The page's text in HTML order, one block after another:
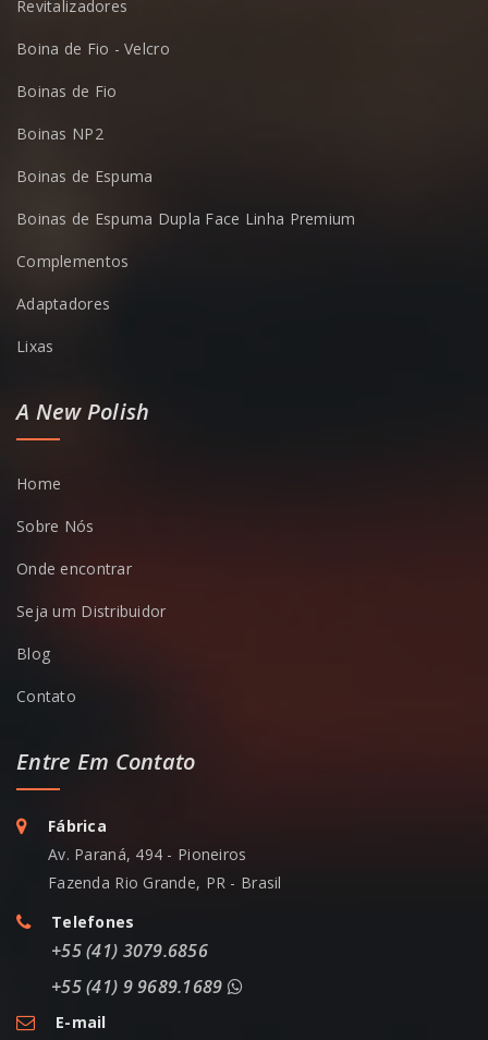
Revitalizadores
Boina de Fio - Velcro
Boinas de Fio
Boinas NP2
Boinas de Espuma
Boinas de Espuma Dupla Face Linha Premium
Complementos
Adaptadores
Lixas
A New Polish
Home
Sobre Nós
Onde encontrar
Seja um Distribuidor
Blog
Contato
Entre Em Contato
Fábrica
Av. Paraná, 494 - Pioneiros
Fazenda Rio Grande, PR - Brasil
Telefones
+55 (41) 3079.6856
+55 (41) 9 9689.1689
E-mail